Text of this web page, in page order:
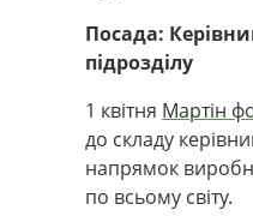
Посада:
підрозділу
1 квітня Мартін
до складу
напрямок
по всьому світу.